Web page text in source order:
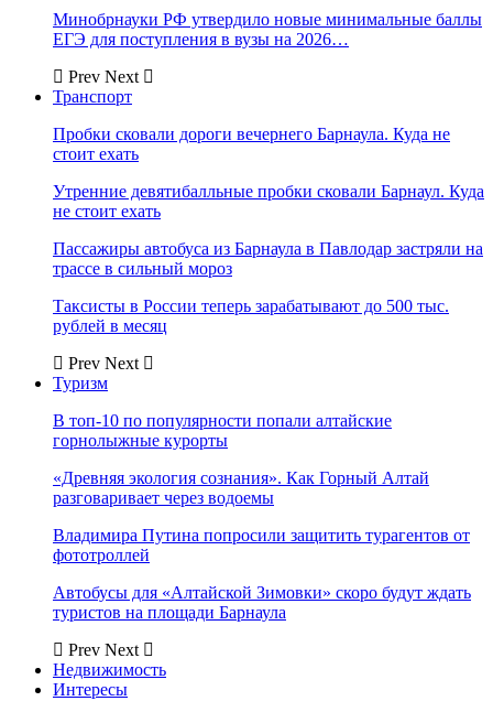
Минобрнауки РФ утвердило новые минимальные баллы
ЕГЭ для поступления в вузы на 2026…
Prev Next
Транспорт
Пробки сковали дороги вечернего Барнаула. Куда не
стоит ехать
Утренние девятибалльные пробки сковали Барнаул. Куда
не стоит ехать
Пассажиры автобуса из Барнаула в Павлодар застряли на
трассе в сильный мороз
Таксисты в России теперь зарабатывают до 500 тыс.
рублей в месяц
Prev Next
Туризм
В топ-10 по популярности попали алтайские
горнолыжные курорты
«Древняя экология сознания». Как Горный Алтай
разговаривает через водоемы
Владимира Путина попросили защитить турагентов от
фототроллей
Автобусы для «Алтайской Зимовки» скоро будут ждать
туристов на площади Барнаула
Prev Next
Недвижимость
Интересы